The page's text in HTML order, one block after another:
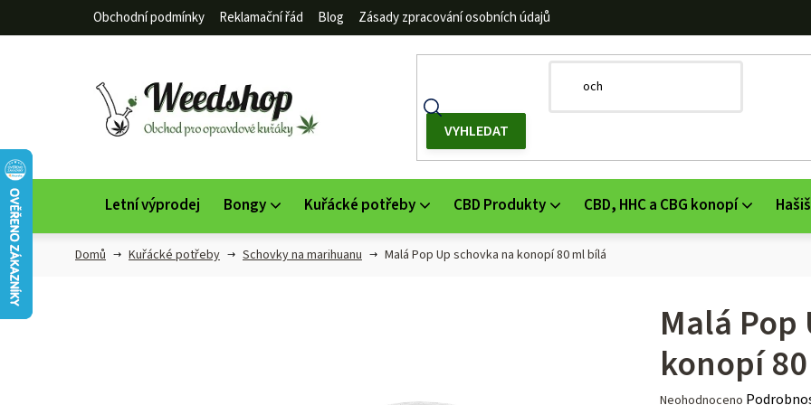
Obchodní podmínky Reklamační řád Blog Zásady zpracování osobních údajů
Letní výprodej Bongy Kuřácké potřeby CBD Produkty CBD, HHC a CBG konopí Hašiš
Domů Kuřácké potřeby Schovky na marihuanu Malá Pop Up schovka na konopí 80 ml bílá
Malá
konopí
Průměrné
Neohodnoceno